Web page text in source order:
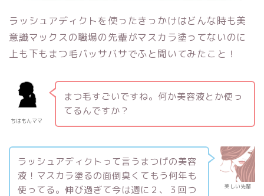
ラッシュアディクトを使ったきっかけはどんな時も美
意識マックスの職場の先輩がマスカラ塗ってないのに
上も下もまつ毛バッサバサでふと聞いてみたこと！
ちはもんママ
まつ毛すごいですね。何か美容液とか使っ
てるんですか？
美しい先輩
ラッシュアディクトって言うまつげの美容
液！マスカラ塗るの面倒臭くてもう何年も
使ってる。伸び過ぎて今は週に２、３回つ